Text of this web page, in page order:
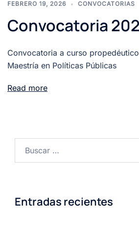
FEBRERO 19, 2026 CONVOCATORIAS
Convocatoria
Convocatoria a curso
Maestría en Políticas Públicas
Read more
Entradas recientes